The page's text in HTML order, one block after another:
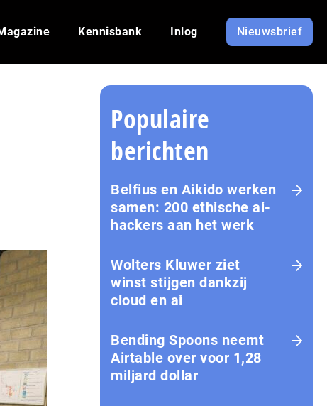
Kennisbank Inlog Nieuwsbrief
Populaire
berichten
Belfius en Aikido werken
samen: 200 ethische ai-
hackers aan het werk
Wolters Kluwer ziet
winst stijgen dankzij
cloud en ai
Bending Spoons neemt
Airtable over voor 1,28
miljard dollar